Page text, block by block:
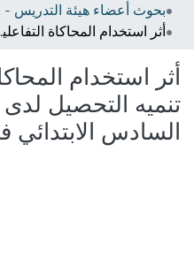
أثر استخدام
أثر استخدام
تنميه التحصيل
السادس الابتدائي